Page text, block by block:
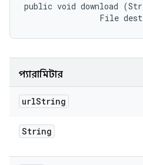
public void download
File
প্যারামিটার
urlString
String